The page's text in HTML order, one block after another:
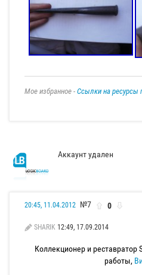
Мое избранное - Ссылки на ресурсы
Аккаунт удален
20:45, 11.04.2012 №7 0
SHARIK 12:49, 17.09.2014
Коллекционер и реставратор
работы,